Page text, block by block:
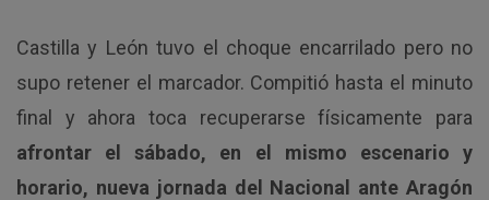
Castilla y León tuvo el choque encarrilado pero no
supo retener el marcador. Compitió hasta el minuto
final y ahora toca recuperarse físicamente para
afrontar el sábado, en el mismo escenario y
horario, nueva jornada del Nacional ante Aragón